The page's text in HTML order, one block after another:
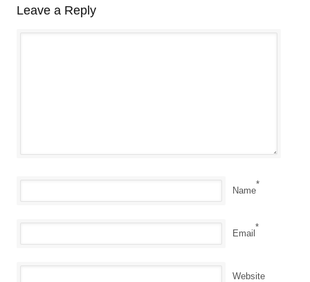
Leave a Reply
Name
*
Email
*
Website